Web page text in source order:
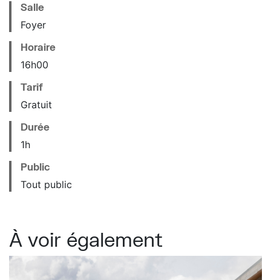
Salle
Foyer
Horaire
16h00
Tarif
Gratuit
Durée
1h
Public
Tout public
À voir également